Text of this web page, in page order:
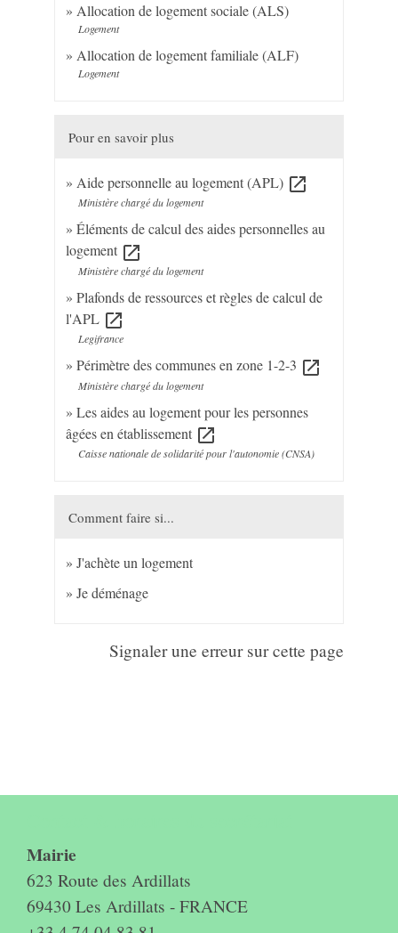
Allocation de logement sociale (ALS)
Logement
Allocation de logement familiale (ALF)
Logement
Pour en savoir plus
Aide personnelle au logement (APL) open_in_new
Ministère chargé du logement
Éléments de calcul des aides personnelles au
logement open_in_new
Ministère chargé du logement
Plafonds de ressources et règles de calcul de
l'APL open_in_new
Legifrance
Périmètre des communes en zone 1-2-3 open_in_new
Ministère chargé du logement
Les aides au logement pour les personnes
âgées en établissement open_in_new
Caisse nationale de solidarité pour l'autonomie (CNSA)
Comment faire si...
J'achète un logement
Je déménage
Signaler une erreur sur cette page
Mairie
623 Route des Ardillats
69430 Les Ardillats - FRANCE